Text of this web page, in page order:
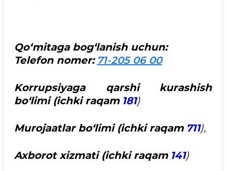
Qo‘mitaga bog‘lanish uchun:
Telefon nomer: 71-205 06 00
Korrupsiyaga qarshi kurashish
bo‘limi (ichki raqam 181)
Murojaatlar bo‘limi (ichki raqam 711),
Axborot xizmati (ichki raqam 141)